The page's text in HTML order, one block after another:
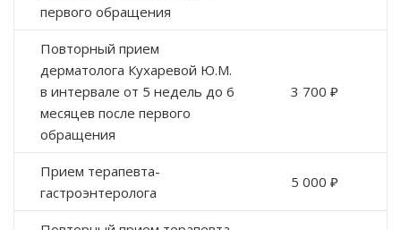
первого обращения
Повторный прием
дерматолога Кухаревой Ю.М.
в интервале от 5 недель до 6
месяцев после первого
обращения
3 700 ₽
Прием терапевта-
гастроэнтеролога
5 000 ₽